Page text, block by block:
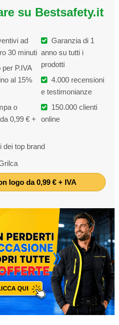
su Bestsafety.it
ad
30 minuti
per P.IVA
al 15%
o
0,99 € +
Garanzia di 1
anno su tutti i
prodotti
4.000 recensioni
e testimonianze
150.000 clienti
online
dei top brand
logo da 0,99 € + IVA